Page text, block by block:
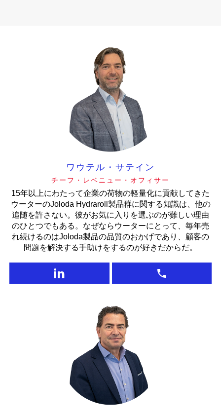
ワウテル・サテイン
チーフ・レベニュー・オフィサー
15年以上にわたって企業の荷物の軽量化に貢献してきた
ウーターのJoloda Hydraroll製品群に関する知識は、他の
追随を許さない。彼がお気に入りを選ぶのが難しい理由
のひとつでもある。なぜならウーターにとって、毎年売
れ続けるのはJoloda製品の品質のおかげであり、顧客の
問題を解決する手助けをするのが好きだからだ。